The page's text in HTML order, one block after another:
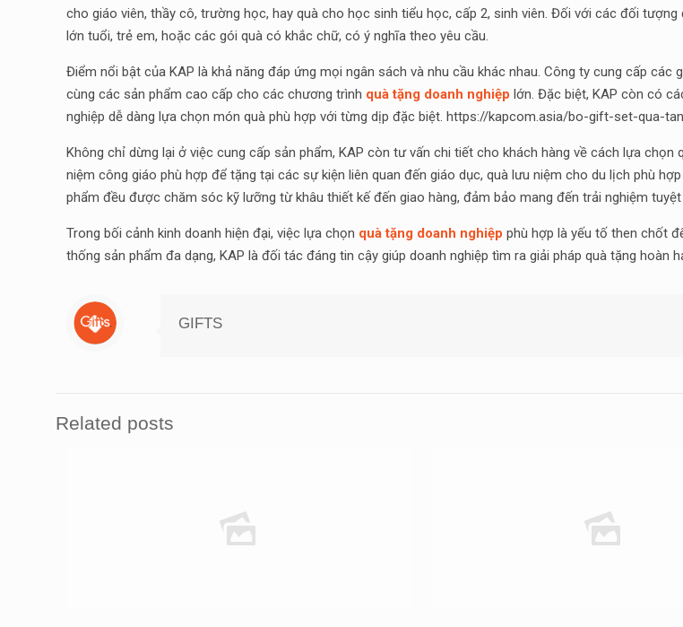
cho giáo viên, thầy cô, trường học, hay quà cho học sinh tiểu học, cấp 2, sinh viên. Đối với các đối
lớn tuổi, trẻ em, hoặc các gói quà có khắc chữ, có ý nghĩa theo yêu cầu.
Điểm nổi bật của KAP là khả năng đáp ứng mọi ngân sách và nhu cầu khác nhau. Công ty cung cấp
cùng các sản phẩm cao cấp cho các chương trình quà tặng doanh nghiệp lớn. Đặc biệt, KAP còn có
nghiệp dễ dàng lựa chọn món quà phù hợp với từng dịp đặc biệt. https://kapcom.asia/bo-gift-set-qua-
Không chỉ dừng lại ở việc cung cấp sản phẩm, KAP còn tư vấn chi tiết cho khách hàng về cách lựa
niệm công giáo phù hợp để tặng tại các sự kiện liên quan đến giáo dục, quà lưu niệm cho du lịch phù
phẩm đều được chăm sóc kỹ lưỡng từ khâu thiết kế đến giao hàng, đảm bảo mang đến trải nghiệm
Trong bối cảnh kinh doanh hiện đại, việc lựa chọn quà tặng doanh nghiệp phù hợp là yếu tố then chốt
thống sản phẩm đa dạng, KAP là đối tác đáng tin cậy giúp doanh nghiệp tìm ra giải pháp quà tặng
GIFTS
Related posts